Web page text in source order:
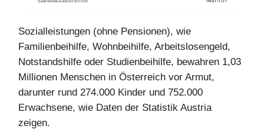
Sozialleistungen (ohne Pensionen), wie
Familienbeihilfe, Wohnbeihilfe, Arbeitslosengeld,
Notstandshilfe oder Studienbeihilfe, bewahren 1,03
Millionen Menschen in Österreich vor Armut,
darunter rund 274.000 Kinder und 752.000
Erwachsene, wie Daten der Statistik Austria
zeigen.